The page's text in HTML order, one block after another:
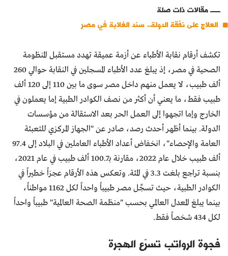
مقالات ذات صلة
العلاج على نفقة الدولة.. سند الغلابة في مصر
تكشف أرقام نقابة الأطباء عن أزمة عميقة تهدد مستقبل المنظومة
الصحية في مصر، إذ يبلغ عدد الأطباء المسجلين في النقابة حوالي 260
ألف طبيب، لا يعمل منهم داخل مصر سوى ما بين 110 إلى 120 ألف
طبيب فقط، ما يعني أن أكثر من نصف الكوادر الطبية إما يعملون في
الخارج وإما اتجهوا إلى العمل الحر بعد الاستقالة من مؤسسات
الدولة. بينما أظهر أحدث رصد، صادر عن "الجهاز المركزي للتعبئة
العامة والإحصاء"، انخفاض أعداد الأطباء العاملين في البلاد إلى 97.4
ألف طبيب خلال عام 2022، مقارنة بـ100.7 ألف طبيب في عام 2021،
بنسبة تراجع بلغت 3.3 في المئة. وتعكس هذه الأرقام عجزاً خطيراً في
الكوادر الطبية، حيث تسجِّل مصر طبيباً واحداً لكل 1162 مواطناً،
بينما يبلغ المعدل العالمي بحسب "منظمة الصحة العالمية" طبيباً واحداً
لكل 434 شخصاً فقط.
فجوة الرواتب تسرّع الهجرة